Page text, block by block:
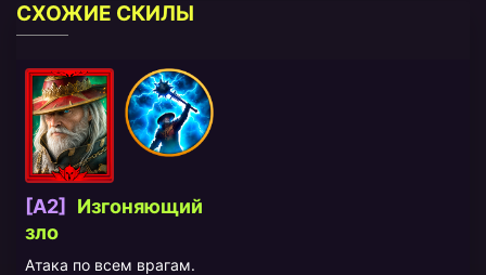
СХОЖИЕ СКИЛЫ
[A2] Изгоняющий
зло
Атака по всем врагам.